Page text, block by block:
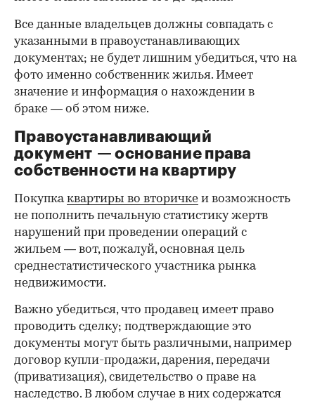
00:00 / 00:00
Все данные владельцев должны совпадать с
указанными в правоустанавливающих
документах; не будет лишним убедиться, что на
фото именно собственник жилья. Имеет
значение и информация о нахождении в
браке — об этом ниже.
Правоустанавливающий
документ — основание права
собственности на квартиру
Покупкаквартиры во вторичке и возможность
не пополнить печальную статистику жертв
нарушений при проведении операций с
жильем — вот, пожалуй, основная цель
среднестатистического участника рынка
недвижимости.
Важно убедиться, что продавец имеет право
проводить сделку; подтверждающие это
документы могут быть различными, например
договор купли-продажи, дарения, передачи
(приватизация), свидетельство о праве на
наследство. В любом случае в них содержатся